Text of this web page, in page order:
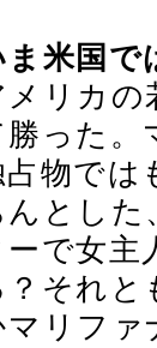
ま米国
メリカの
勝った。
占物では
んとした
ーで女
？それ
マリファ